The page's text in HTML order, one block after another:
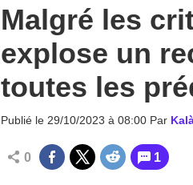
Malgré les
explose un
toutes les
Publié le 29/10/2023 à 08:00 Par
0 1